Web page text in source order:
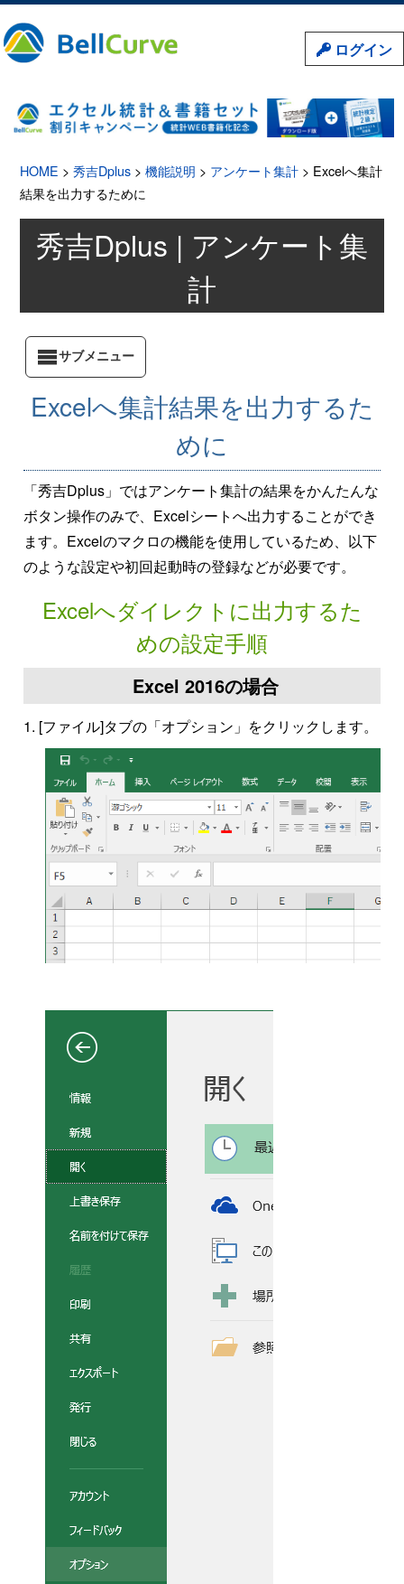
ログイン
HOME >秀吉Dplus >機能説明 > アンケート集計 > Excelへ集計
結果を出力するために
秀吉Dplus | アンケート集
計
サブメニュー
Excelへ集計結果を出力するた
めに
「秀吉Dplus」ではアンケート集計の結果をかんたんな
ボタン操作のみで、Excelシートへ出力することができ
ます。Excelのマクロの機能を使用しているため、以下
のような設定や初回起動時の登録などが必要です。
Excelへダイレクトに出力するた
めの設定手順
Excel 2016の場合
[ファイル]タブの「オプション」をクリックします。